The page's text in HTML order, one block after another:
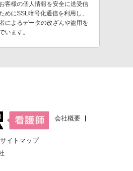
客様の個人情報を安全に送受信
めにSSL暗号化通信を利用し、
によるデータの改ざんや盗用を
います。
会社概要
サイトマップ